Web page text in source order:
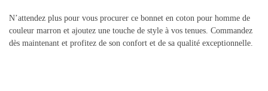
N’attendez plus pour vous procurer ce bonnet en coton pour homme de
couleur marron et ajoutez une touche de style à vos tenues. Commandez
dès maintenant et profitez de son confort et de sa qualité exceptionnelle.